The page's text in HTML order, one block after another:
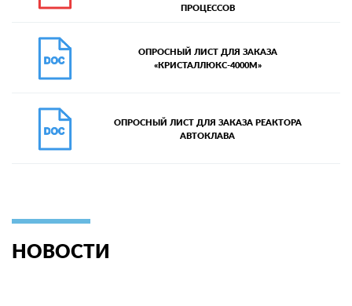
ПРОЦЕССОВ
ОПРОСНЫЙ ЛИСТ ДЛЯ ЗАКАЗА
«КРИСТАЛЛЮКС-4000М»
ОПРОСНЫЙ ЛИСТ ДЛЯ ЗАКАЗА РЕАКТОРА
АВТОКЛАВА
НОВОСТИ